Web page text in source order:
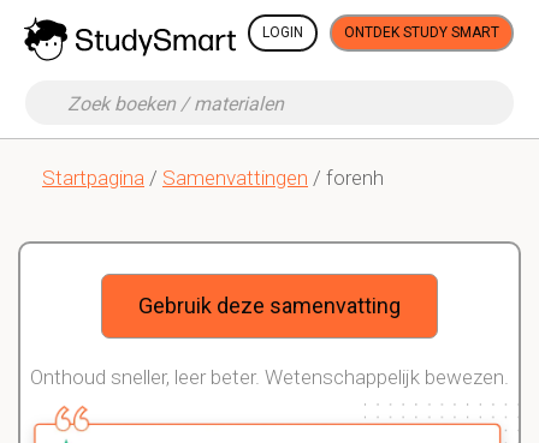
LOGIN ONTDEK STUDY SMART
Startpagina / Samenvattingen / forenh
Gebruik deze samenvatting
Onthoud sneller, leer beter. Wetenschappelijk bewezen.